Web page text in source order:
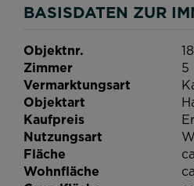
BASISDATEN ZUR
Objektnr.
Zimmer
5
Vermarktungsart
Objektart
Kaufpreis
Nutzungsart
Fläche
Wohnfläche